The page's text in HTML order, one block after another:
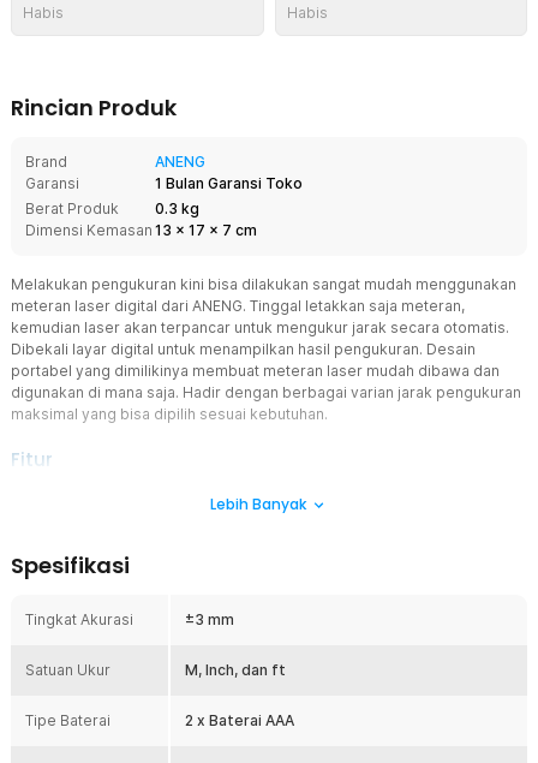
Habis Habis
Rincian Produk
Brand
ANENG
Garansi
1 Bulan Garansi Toko
Berat Produk
0.3 kg
Dimensi Kemasan 13 x 17 x 7 cm
Melakukan pengukuran kini bisa dilakukan sangat mudah menggunakan
meteran laser digital dari ANENG. Tinggal letakkan saja meteran,
kemudian laser akan terpancar untuk mengukur jarak secara otomatis.
Dibekali layar digital untuk menampilkan hasil pengukuran. Desain
portabel yang dimilikinya membuat meteran laser mudah dibawa dan
digunakan di mana saja. Hadir dengan berbagai varian jarak pengukuran
maksimal yang bisa dipilih sesuai kebutuhan.
Fitur
Ukur Akurat dengan Laser
memperkirakan atau khawatir dengan kesalahan pengukuran.
terpercaya, baik untuk mengukur jarak, luas, volume, hingga
pengukuran Pythagoras.
Layar Digital Informatif
Selain hasil pengukuran, layar digital juga akan menampilkan
berbagai informasi mulai dari status laser, sisa daya baterai, riwayat
Lebih Banyak
Spesifikasi
Tingkat Akurasi ±3 mm
Satuan Ukur M, Inch, dan ft
Tipe Baterai 2 x Baterai AAA